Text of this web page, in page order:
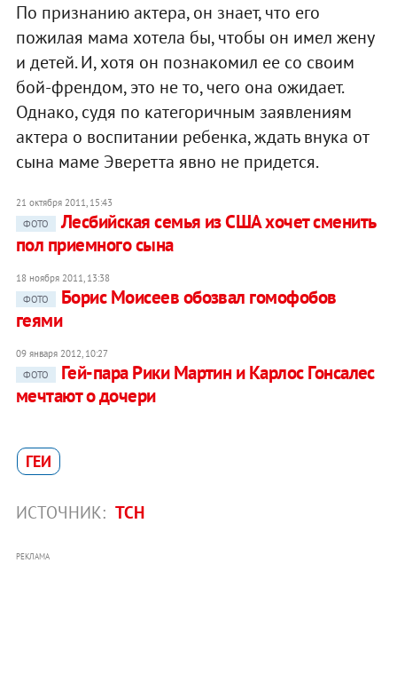
По признанию актера, он знает, что его
пожилая мама хотела бы, чтобы он имел жену
и детей. И, хотя он познакомил ее со своим
бой-френдом, это не то, чего она ожидает.
Однако, судя по категоричным заявлениям
актера о воспитании ребенка, ждать внука от
сына маме Эверетта явно не придется.
21 октября 2011, 15:43
ФОТО
Лесбийская семья из США хочет сменить
пол приемного сына
18 ноября 2011, 13:38
ФОТО
Борис Моисеев обозвал гомофобов
геями
09 января 2012, 10:27
ФОТО
Гей-пара Рики Мартин и Карлос Гонсалес
мечтают о дочери
ГЕИ
ИСТОЧНИК: ТСН
РЕКЛАМА